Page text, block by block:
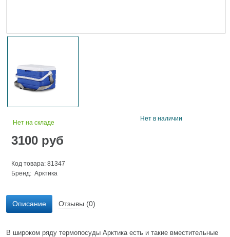
Нет на складе
3100 руб
Код товара: 81347
Бренд: Арктика
Нет в наличии
Описание Отзывы (0)
В широком ряду термопосуды Арктика есть и такие вместительные